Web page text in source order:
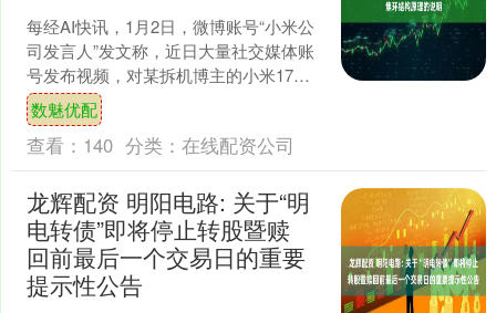
每经AI快讯，1月2日，微博账号“小米公
司发言人”发文称，近日大量社交媒体账
号发布视频，对某拆机博主的小米17
Ultra徕卡版拆机内容断章取义、歪曲解
读，称“....
数魅优配
查看： 140 分类： 在线配资公司
龙辉配资 明阳电路: 关于“明
电转债”即将停止转股暨赎
回前最后一个交易日的重要
提示性公告